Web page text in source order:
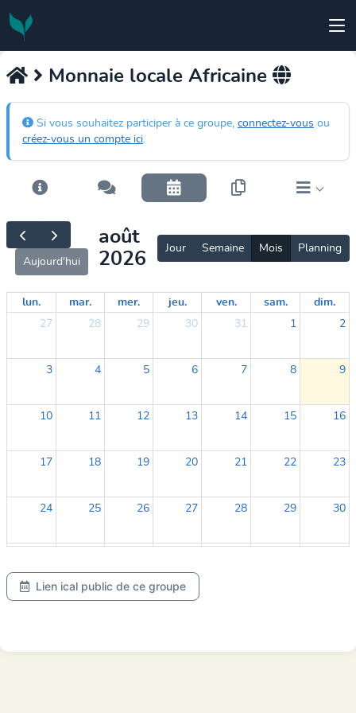
Monnaie locale Africaine
Si vous souhaitez participer à ce groupe, connectez-vous ou
créez-vous un compte ici.
Aujourd'hui
août
2026
Jour Semaine Mois Planning
lun. mar. mer. jeu. ven. sam.
dim.
27
28 29 30 31 1 2
3 4 5 6 7 8 9
10 11 12 13 14 15 16
17 18 19 20 21 22 23
24 25 26 27 28 29 30
Lien ical public de ce groupe